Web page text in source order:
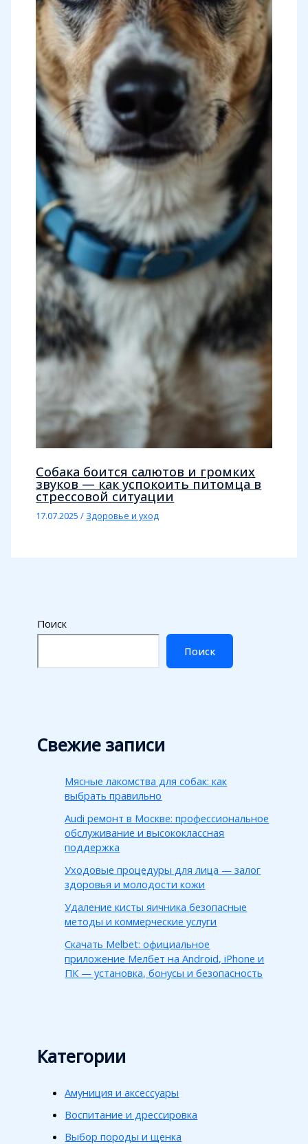
Собака боится салютов и громких
звуков — как успокоить питомца в
стрессовой ситуации
17.07.2025/ Здоровье и уход
Поиск
Поиск
Свежие записи
Мясные лакомства для собак: как
выбрать правильно
Audi ремонт в Москве: профессиональное
обслуживание и высококлассная
поддержка
Уходовые процедуры для лица — залог
здоровья и молодости кожи
Удаление кисты яичника безопасные
методы и коммерческие услуги
Скачать Melbet: официальное
приложение Мелбет на Android, iPhone и
ПК — установка, бонусы и безопасность
Категории
Амуниция и аксессуары
Воспитание и дрессировка
Выбор породы и щенка